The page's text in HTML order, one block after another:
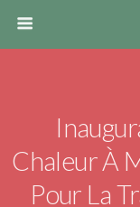
Chaleur À
Pour La